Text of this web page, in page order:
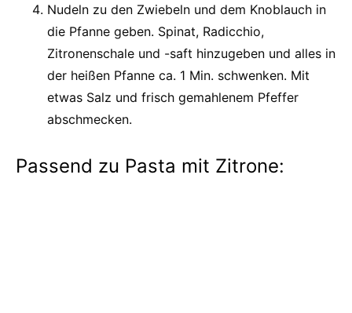
Nudeln zu den Zwiebeln und dem Knoblauch in
die Pfanne geben. Spinat, Radicchio,
Zitronenschale und -saft hinzugeben und alles in
der heißen Pfanne ca. 1 Min. schwenken. Mit
etwas Salz und frisch gemahlenem Pfeffer
abschmecken.
Passend zu Pasta mit Zitrone: